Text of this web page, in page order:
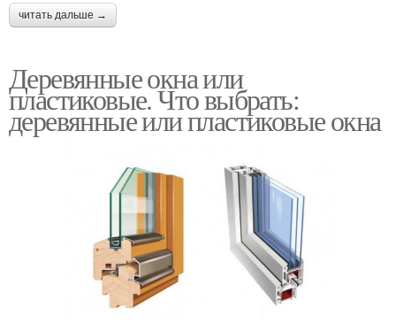
читать дальше →
Деревянные окна или
пластиковые. Что выбрать:
деревянные или пластиковые окна